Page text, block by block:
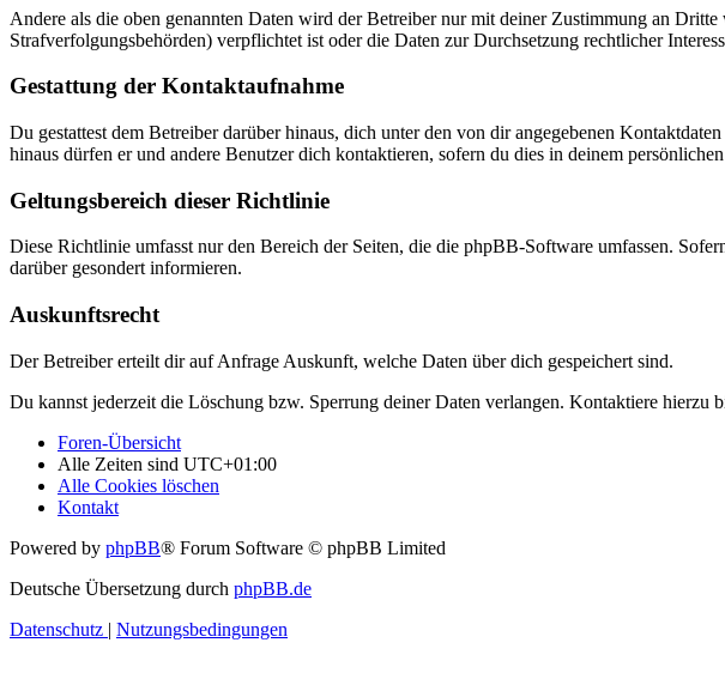
Andere als die oben genannten Daten wird der Betreiber nur mit deiner Zustimmung an
Strafverfolgungsbehörden) verpflichtet ist oder die Daten zur Durchsetzung rechtlicher
Gestattung der Kontaktaufnahme
Du gestattest dem Betreiber darüber hinaus, dich unter den von dir angegebenen
hinaus dürfen er und andere Benutzer dich kontaktieren, sofern du dies in deinem
Geltungsbereich dieser Richtlinie
Diese Richtlinie umfasst nur den Bereich der Seiten, die die phpBB-Software umfassen.
darüber gesondert informieren.
Auskunftsrecht
Der Betreiber erteilt dir auf Anfrage Auskunft, welche Daten über dich gespeichert sind.
Du kannst jederzeit die Löschung bzw. Sperrung deiner Daten verlangen. Kontaktiere hierzu
Foren-Übersicht
Alle Zeiten sind UTC+01:00
Alle Cookies löschen
Kontakt
Powered by phpBB® Forum Software © phpBB Limited
Deutsche Übersetzung durch phpBB.de
Datenschutz | Nutzungsbedingungen